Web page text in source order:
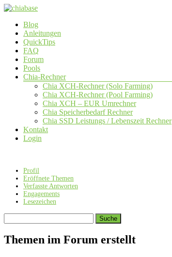
Zum
springen
chiabase
CHIA
Info-
Community
Seite
Menü
Blog
Anleitungen
QuickTips
FAQ
Forum
Pools
Chia-Rechner
Chia XCH-Rechner (Solo Farming)
Chia XCH-Rechner (Pool Farming)
Chia XCH – EUR Umrechner
Chia Speicherbedarf Rechner
Chia SSD Leistungs / Lebenszeit Rechner
Kontakt
Login
Profil
Eröffnete Themen
Verfasste Antworten
Engagements
Lesezeichen
topics:
Themen im Forum erstellt